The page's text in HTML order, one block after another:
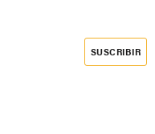
Donate
SUSCRIBIR